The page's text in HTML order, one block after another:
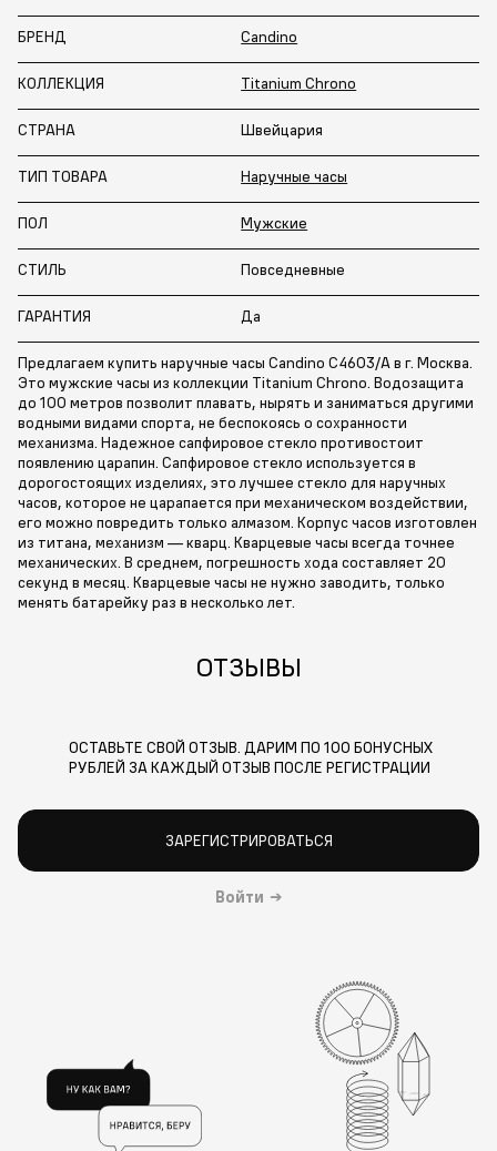
БРЕНД Candino
КОЛЛЕКЦИЯ Titanium Chrono
СТРАНА Швейцария
ТИП ТОВАРА Наручные часы
ПОЛ Мужские
СТИЛЬ Повседневные
ГАРАНТИЯ Да
Предлагаем купить наручные часы Candino C4603/A в г. Москва.
Это мужские часы из коллекции Titanium Chrono. Водозащита
до 100 метров позволит плавать, нырять и заниматься другими
водными видами спорта, не беспокоясь о сохранности
механизма. Надежное сапфировое стекло противостоит
появлению царапин. Сапфировое стекло используется в
дорогостоящих изделиях, это лучшее стекло для наручных
часов, которое не царапается при механическом воздействии,
его можно повредить только алмазом. Корпус часов изготовлен
из титана, механизм — кварц. Кварцевые часы всегда точнее
механических. В среднем, погрешность хода составляет 20
секунд в месяц. Кварцевые часы не нужно заводить, только
менять батарейку раз в несколько лет.
ОТЗЫВЫ
ОСТАВЬТЕ СВОЙ ОТЗЫВ. ДАРИМ ПО 100 БОНУСНЫХ
РУБЛЕЙ ЗА КАЖДЫЙ ОТЗЫВ ПОСЛЕ РЕГИСТРАЦИИ
ЗАРЕГИСТРИРОВАТЬСЯ
Войти →